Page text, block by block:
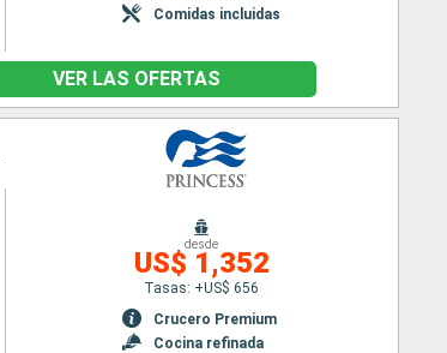
Comidas incluidas
VER LAS OFERTAS
desde
US$ 1,352
Tasas: +US$ 656
Crucero Premium
Cocina refinada